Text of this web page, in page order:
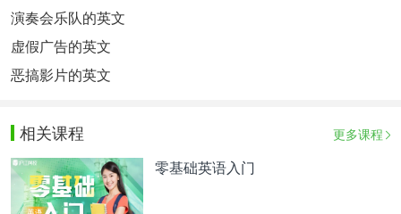
演奏会乐队的英文
虚假广告的英文
恶搞影片的英文
相关课程 更多课程
零基础英语入门